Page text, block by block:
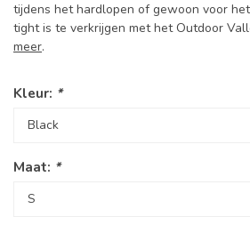
tijdens het hardlopen of gewoon voor
tight is te verkrijgen met het Outdoor
meer.
Kleur: *
Maat: *